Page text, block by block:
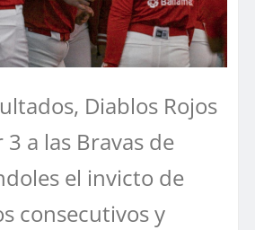
Diablos Rojos
a las Bravas de
el invicto de
consecutivos y